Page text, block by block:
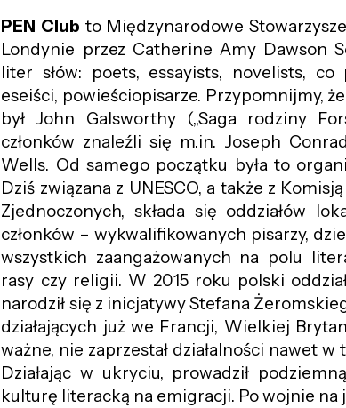
PEN Club to Międzynarodowe
Londynie przez Catherine Amy Dawson
liter słów: poets, essayists, novelists, co
eseiści, powieściopisarze. Przypomnijmy,
był John Galsworthy („Saga rodziny
członków znaleźli się m.in. Joseph
Wells. Od samego początku była to
Dziś związana z UNESCO, a także z
Zjednoczonych, składa się oddziałów
członków – wykwalifikowanych pisarzy,
wszystkich zaangażowanych na polu
rasy czy religii. W 2015 roku polski
narodził się z inicjatywy Stefana
działających już we Francji, Wielkiej
ważne, nie zaprzestał działalności nawet
Działając w ukryciu, prowadził
kulturę literacką na emigracji. Po wojnie na